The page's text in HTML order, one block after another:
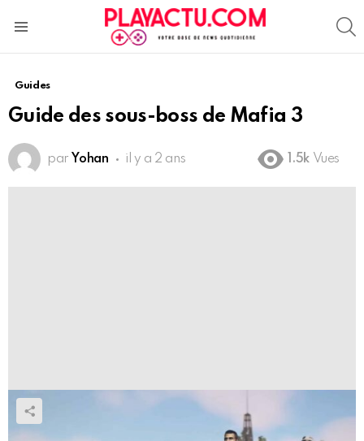
Guides
Guide des sous-boss de Mafia 3
par Yohan il y a 2 ans 1.5k Vues